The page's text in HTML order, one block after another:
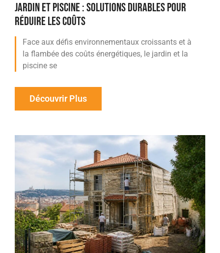
JARDIN ET PISCINE : SOLUTIONS DURABLES POUR
RÉDUIRE LES COÛTS
Face aux défis environnementaux croissants et à
la flambée des coûts énergétiques, le jardin et la
piscine se
Découvrir Plus